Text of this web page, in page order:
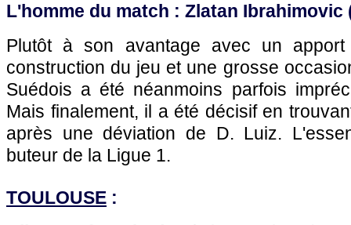
L'homme du match : Zlatan Ibrahimovic
Plutôt à son avantage avec un
construction du jeu et une grosse
Suédois a été néanmoins parfois
Mais finalement, il a été décisif en
après une déviation de D. Luiz.
buteur de la Ligue 1.
TOULOUSE :